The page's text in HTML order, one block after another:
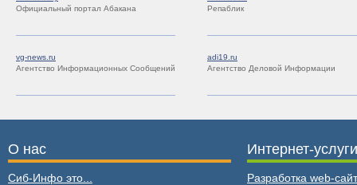
Официальный портал Абакана
Репаблик
vg-news.ru
Агентство Информационных Сообщений
adi19.ru
Агентство Деловой Информации
О нас
Сиб-Инфо это...
Интернет-услуги
Разработка web-